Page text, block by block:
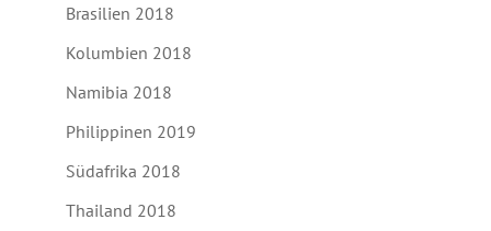
Brasilien 2018
Kolumbien 2018
Namibia 2018
Philippinen 2019
Südafrika 2018
Thailand 2018